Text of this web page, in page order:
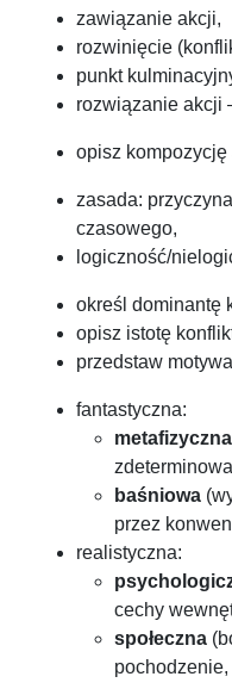
zawiązanie akcji,
rozwinięcie
punkt
rozwiązanie akcji
opisz kompozycję
zasada:
czasowego,
logiczność/
określ dominantę
opisz istotę
przedstaw
fantastyczna:
metafizyczna
baśniowa
przez
realistyczna:
cechy
społeczna